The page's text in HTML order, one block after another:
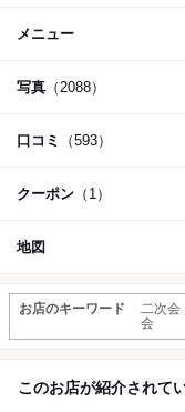
メニュー
写真 （2088）
口コミ （593）
クーポン （1）
地図
お店のキーワード
二次会
会
このお店が紹介されて